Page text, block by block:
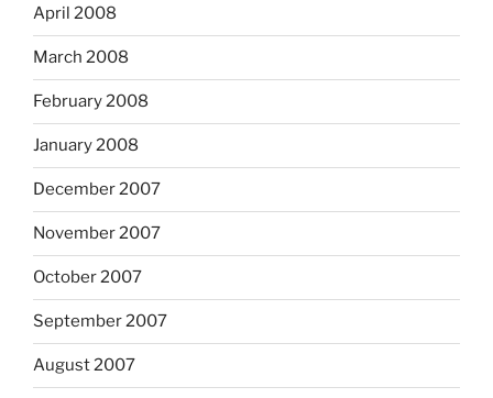
April 2008
March 2008
February 2008
January 2008
December 2007
November 2007
October 2007
September 2007
August 2007